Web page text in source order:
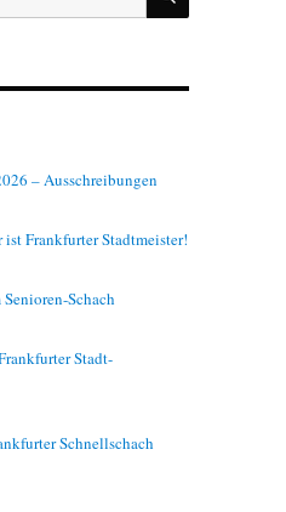
– Ausschreibungen
Frankfurter Stadtmeister!
Schach
Stadt-
Schnellschach